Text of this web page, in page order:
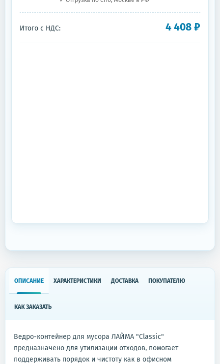
Итого с НДС: 4 408₽
ОПИСАНИЕ ХАРАКТЕРИСТИКИ ДОСТАВКА ПОКУПАТЕЛЮ
КАК ЗАКАЗАТЬ
Ведро-контейнер для мусора ЛАЙМА "Classic"
предназначено для утилизации отходов, помогает
поддерживать порядок и чистоту как в офисном